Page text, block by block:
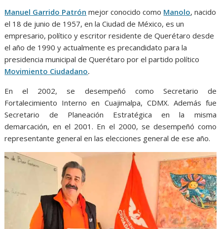
o
k
p
p
g
er
m
Manuel Garrido Patrón mejor conocido como Manolo, nacido
el 18 de junio de 1957, en la Ciudad de México, es un
empresario, político y escritor residente de Querétaro desde
el año de 1990 y actualmente es precandidato para la
presidencia municipal de Querétaro por el partido político
Movimiento Ciudadano.
En el 2002, se desempeñó como Secretario de
Fortalecimiento Interno en Cuajimalpa, CDMX. Además fue
Secretario de Planeación Estratégica en la misma
demarcación, en el 2001. En el 2000, se desempeñó como
representante general en las elecciones general de ese año.